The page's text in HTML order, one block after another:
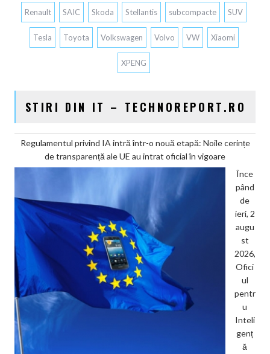
Renault SAIC Skoda Stellantis subcompacte SUV
Tesla Toyota Volkswagen Volvo VW Xiaomi
XPENG
STIRI DIN IT – TECHNOREPORT.RO
Regulamentul privind IA intră într-o nouă etapă: Noile cerințe
de transparență ale UE au intrat oficial în vigoare
Înce
pând
de
ieri, 2
augu
st
2026,
Ofici
ul
pentr
u
Inteli
genț
ă